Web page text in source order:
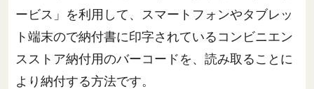
ービス」を利用して、スマートフォンやタブレッ
ト端末ので納付書に印字されているコンビニエン
スストア納付用のバーコードを、読み取ることに
より納付する方法です。